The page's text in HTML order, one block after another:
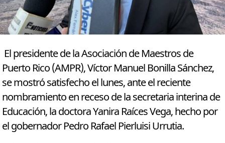
El presidente de la Asociación de Maestros de
Puerto Rico (AMPR), Víctor Manuel Bonilla Sánchez,
se mostró satisfecho el lunes, ante el reciente
nombramiento en receso de la secretaria interina de
Educación, la doctora Yanira Raíces Vega, hecho por
el gobernador Pedro Rafael Pierluisi Urrutia.